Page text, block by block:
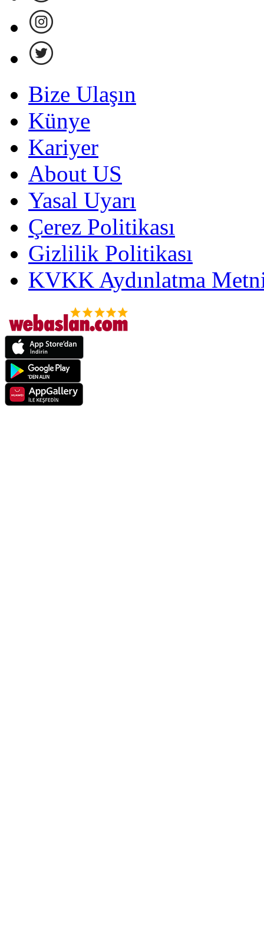
Bize Ulaşın
Künye
Kariyer
About US
Yasal Uyarı
Çerez Politikası
Gizlilik Politikası
KVKK Aydınlatma